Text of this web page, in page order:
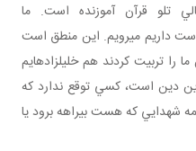
قرآن آموزنده است. ما
است داريم مي رويم. اين منطق است
را تربيت کردند هم خليل زاده ايم
اين دين است، کسي توقع ندارد که
شهدايي که هست بيراهه برود يا